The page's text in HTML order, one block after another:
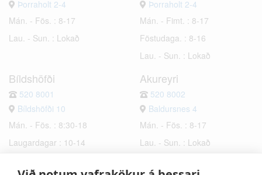
Þorraholt 2-4
Mán. - Fös. : 8-17
Lau. - Sun. : Lokað
Þorraholt 2-4
Mán. - Fimt. : 8-17
Föstudaga. : 8-16
Lau. - Sun. : Lokað
Bíldshöfði
520 8001
Bíldshöfði 10
Mán. - Fös. : 8:30-18
Laugardagar : 10-14
Akureyri
520 8002
Baldursnes 4
Mán. - Fös. : 8-17
Lau. - Sun. : Lokað